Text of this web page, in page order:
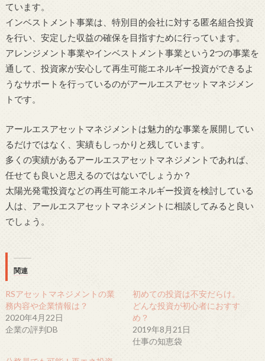
ています。
インベストメント事業は、特別目的会社に対する匿名組合投資
を行い、安定した収益の確保を目指すために行っています。
アレンジメント事業やインベストメント事業という2つの事業を
通して、投資家が安心して再生可能エネルギー投資ができるよ
うなサポートを行っているのがアールエスアセットマネジメン
トです。
アールエスアセットマネジメントは魅力的な事業を展開してい
るだけではなく、実績もしっかりと残しています。
多くの実績があるアールエスアセットマネジメントであれば、
任せても良いと思えるのではないでしょうか？
太陽光発電投資などの再生可能エネルギー投資を検討している
人は、アールエスアセットマネジメントに相談してみると良い
でしょう。
関連
RSアセットマネジメントの業
務内容や企業情報は？
2020年4月22日
企業の評判DB
初めての投資は不安だらけ。
どんな投資が初心者におすす
め？
2019年8月21日
仕事の知恵袋